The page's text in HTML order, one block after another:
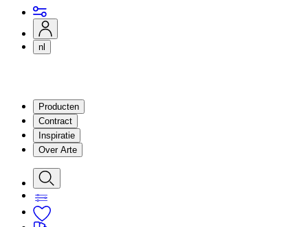
nl
Producten
Contract
Inspiratie
Over Arte